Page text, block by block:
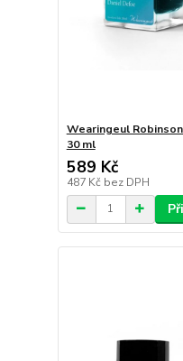
Wearingeul
30 ml
589 Kč
487 Kč bez DPH